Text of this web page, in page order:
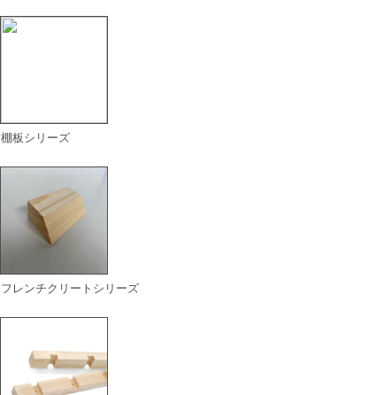
棚板シリーズ
フレンチクリートシリーズ